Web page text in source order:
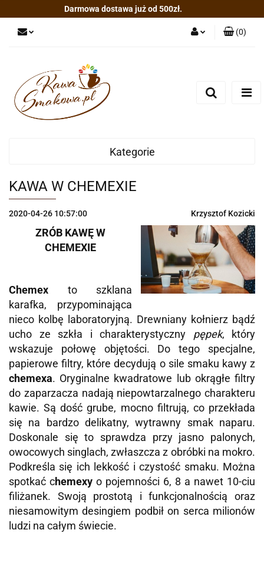
Darmowa dostawa już od 500zł.
(0)
Kategorie
KAWA W CHEMEXIE
2020-04-26 10:57:00 Krzysztof Kozicki
ZRÓB KAWĘ W
CHEMEXIE
Chemex to szklana
karafka, przypominająca
nieco kolbę laboratoryjną. Drewniany kołnierz bądź
ucho ze szkła i charakterystyczny pępek, który
wskazuje połowę objętości. Do tego specjalne,
papierowe filtry, któredecydują o sile smaku kawy z
chemexa. Oryginalne kwadratowe lub okrągłe filtry
do zaparzacza nadają niepowtarzalnego charakteru
kawie. Są dość grube, mocno filtrują, co przekłada
się na bardzo delikatny, wytrawny smak naparu.
Doskonale się to sprawdza przy jasno palonych,
owocowych singlach, zwłaszcza z obróbki na mokro.
Podkreśla się ich lekkość i czystość smaku. Można
spotkać chemexy o pojemności 6, 8 a nawet 10-ciu
filiżanek. Swoją prostotą i funkcjonalnością oraz
niesamowitym desingiem podbił on serca milionów
ludzi na całym świecie.